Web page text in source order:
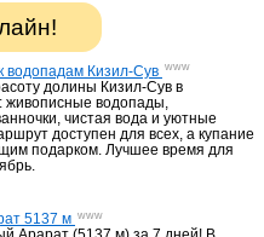
водопадам Кизил-Сув www
долины Кизил-Сув в
живописные водопады,
чистая вода и уютные
доступен для всех, а купание
подарком. Лучшее время для
5137 м www